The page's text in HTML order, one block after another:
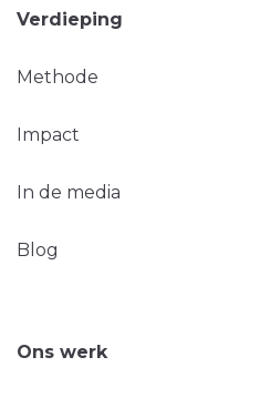
Verdieping
Methode
Impact
In de media
Blog
Ons werk